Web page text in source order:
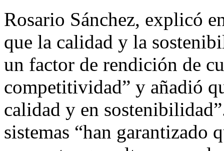
Rosario Sánchez, explicó
que la calidad y la
un factor de rendición de
competitividad” y añadió
calidad y en
sistemas “han garantizado